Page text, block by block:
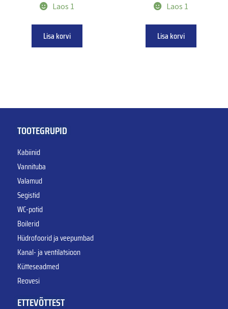
Laos 1
Lisa korvi
Laos 1
Lisa korvi
TOOTEGRUPID
Kabiinid
Vannituba
Valamud
Segistid
WC-potid
Boilerid
Hüdrofoorid ja veepumbad
Kanal- ja ventilatsioon
Kütteseadmed
Reovesi
ETTEVÕTTEST